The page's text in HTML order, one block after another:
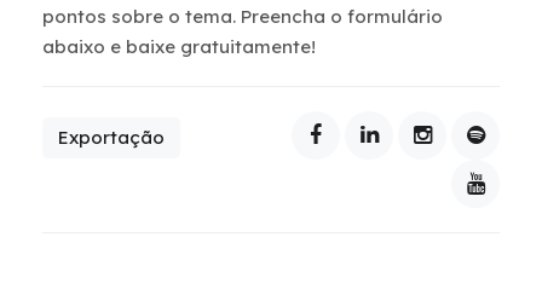
pontos sobre o tema. Preencha o formulário
abaixo e baixe gratuitamente!
Exportação